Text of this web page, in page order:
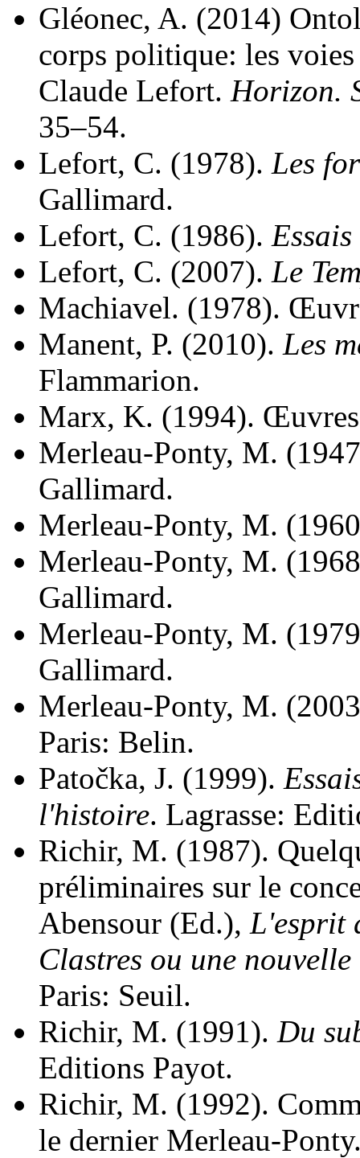
Gléonec, A. (2014)
corps politique: les
Claude Lefort. Horizon.
35–54.
Lefort, C. (1978). Les
Gallimard.
Lefort, C. (1986).
Lefort, C. (2007). Le
Machiavel. (1978).
Manent, P. (2010). Les
Flammarion.
Marx, K. (1994).
Merleau-Ponty, M.
Gallimard.
Merleau-Ponty, M.
Merleau-Ponty, M.
Gallimard.
Merleau-Ponty, M.
Gallimard.
Merleau-Ponty, M.
Paris: Belin.
Patočka, J. (1999).
l'histoire. Lagrasse:
Richir, M. (1987).
préliminaires sur le
Abensour (Ed.), L'esprit
Clastres ou une
Paris: Seuil.
Richir, M. (1991). Du
Editions Payot.
Richir, M. (1992).
le dernier Merleau-